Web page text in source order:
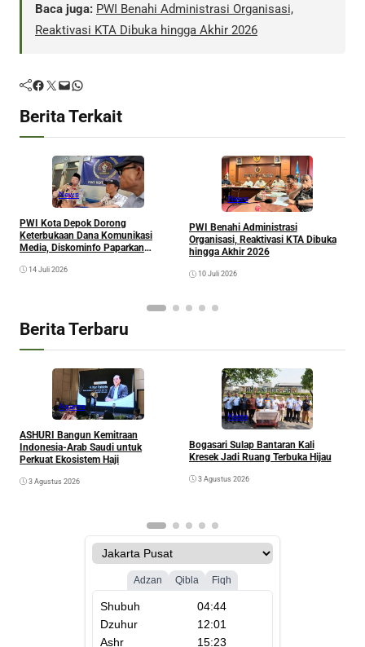
Baca juga: PWI Benahi Administrasi Organisasi,
Reaktivasi KTA Dibuka hingga Akhir 2026
Facebook Twitter Mail WhatsApp
Berita Terkait
News
PWI Kota Depok Dorong
Keterbukaan Dana Komunikasi
Media, Diskominfo Paparkan
14 Juli 2026
News
PWI Benahi Administrasi
Organisasi, Reaktivasi KTA Dibuka
hingga Akhir 2026
10 Juli 2026
Berita Terbaru
Agama
ASHURI Bangun Kemitraan
Indonesia-Arab Saudi untuk
Perkuat Ekosistem Haji
3 Agustus 2026
Kesra
Bogasari Sulap Bantaran Kali
Kresek Jadi Ruang Terbuka Hijau
3 Agustus 2026